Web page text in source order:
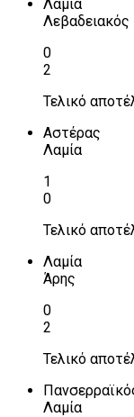
Λαμία
Λεβαδειακός
0
2
Τελικό
Αστέρας
Λαμία
1
0
Τελικό
Λαμία
Άρης
0
2
Τελικό
Λαμία